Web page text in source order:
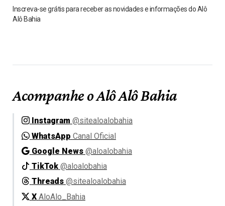
Inscreva-se grátis para receber as novidades e informações do Alô
Alô Bahia
Acompanhe o Alô Alô Bahia
Instagram @sitealoalobahia
WhatsApp Canal Oficial
Google News @aloalobahia
TikTok @aloalobahia
Threads @sitealoalobahia
X AloAlo_Bahia